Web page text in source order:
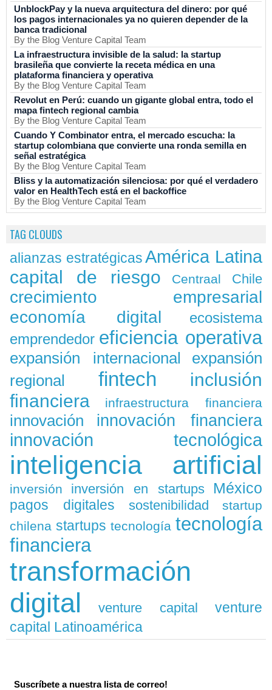
UnblockPay y la nueva arquitectura del dinero: por qué
los pagos internacionales ya no quieren depender de la
banca tradicional
By the Blog Venture Capital Team
La infraestructura invisible de la salud: la startup
brasileña que convierte la receta médica en una
plataforma financiera y operativa
By the Blog Venture Capital Team
Revolut en Perú: cuando un gigante global entra, todo el
mapa fintech regional cambia
By the Blog Venture Capital Team
Cuando Y Combinator entra, el mercado escucha: la
startup colombiana que convierte una ronda semilla en
señal estratégica
By the Blog Venture Capital Team
Bliss y la automatización silenciosa: por qué el verdadero
valor en HealthTech está en el backoffice
By the Blog Venture Capital Team
TAG CLOUDS
alianzas estratégicas América Latina
capital de riesgo Centraal Chile
crecimiento empresarial
economía digital
ecosistema
emprendedor eficiencia operativa
expansión internacional
expansión
regional
fintech
inclusión
financiera
infraestructura financiera
innovación innovación financiera
innovación tecnológica
inteligencia artificial
inversión inversión en startups México
pagos digitales sostenibilidad
startup
chilena startups tecnología tecnología
financiera
transformación
digital
venture capital
venture
capital Latinoamérica
Suscríbete a nuestra lista de correo!